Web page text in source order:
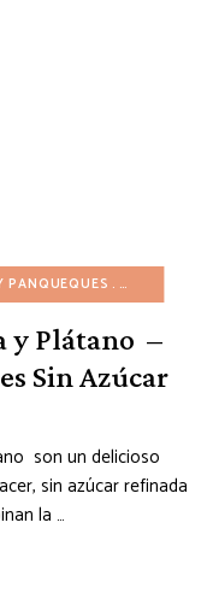
PANQUEQUES DESAYUNO
y Plátano –
Sin Azúcar
son un delicioso
sin azúcar refinada
la …